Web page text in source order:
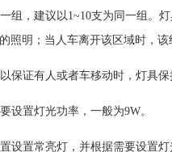
组，建议以1~10支为同一组。
照明；当人车离开该区域时，
保证有人或者车移动时，灯具
设置灯光功率，一般为9W。
设置常亮灯，并根据需要设置灯